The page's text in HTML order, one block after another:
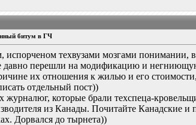
битум в ГЧ
техвузами мозгами понимании,
давно перешли на модификацию и
их отношения к жилью и его
отдельный пост))
журналюг, которые брали техспеца-
из Канады. Почитайте Канадские
Дорвался до тырнета))